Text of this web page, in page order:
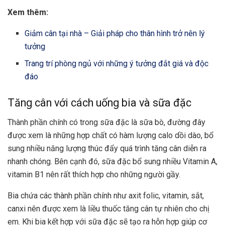
Xem thêm:
Giảm cân tại nhà – Giải pháp cho thân hình trở nên lý
tưởng
Trang trí phòng ngủ với những ý tưởng đắt giá và độc
đáo
Tăng cân với cách uống bia và sữa đặc
Thành phần chính có trong sữa đặc là sữa bò, đường đây
được xem là những hợp chất có hàm lượng calo dồi dào, bổ
sung nhiều năng lượng thúc đẩy quá trình tăng cân diễn ra
nhanh chóng. Bên cạnh đó, sữa đặc bổ sung nhiều Vitamin A,
vitamin B1 nên rất thích hợp cho những người gầy.
Bia chứa các thành phần chính như axit folic, vitamin, sắt,
canxi nên được xem là liều thuốc tăng cân tự nhiên cho chị
em. Khi bia kết hợp với sữa đặc sẽ tạo ra hỗn hợp giúp cơ